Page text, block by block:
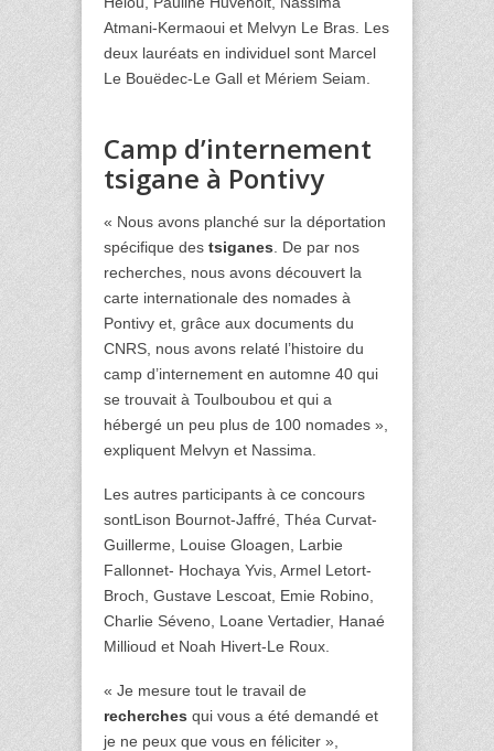
Atmani-Kermaoui et Melvyn Le Bras. Les
deux lauréats en individuel sont Marcel
Le Bouëdec-Le Gall et Mériem Seiam.
Camp d’internement
tsigane à Pontivy
« Nous avons planché sur la déportation
spécifique des tsiganes . De par nos
recherches, nous avons découvert la
carte internationale des nomades à
Pontivy et, grâce aux documents du
CNRS, nous avons relaté l’histoire du
camp d’internement en automne 40 qui
se trouvait à Toulboubou et qui a
hébergé un peu plus de 100 nomades »,
expliquent Melvyn et Nassima.
Les autres participants à ce concours
sontLison Bournot-Jaffré, Théa Curvat-
Guillerme, Louise Gloagen, Larbie
Fallonnet- Hochaya Yvis, Armel Letort-
Broch, Gustave Lescoat, Emie Robino,
Charlie Séveno, Loane Vertadier, Hanaé
Millioud et Noah Hivert-Le Roux.
« Je mesure tout le travail de
recherches qui vous a été demandé et
je ne peux que vous en féliciter »,